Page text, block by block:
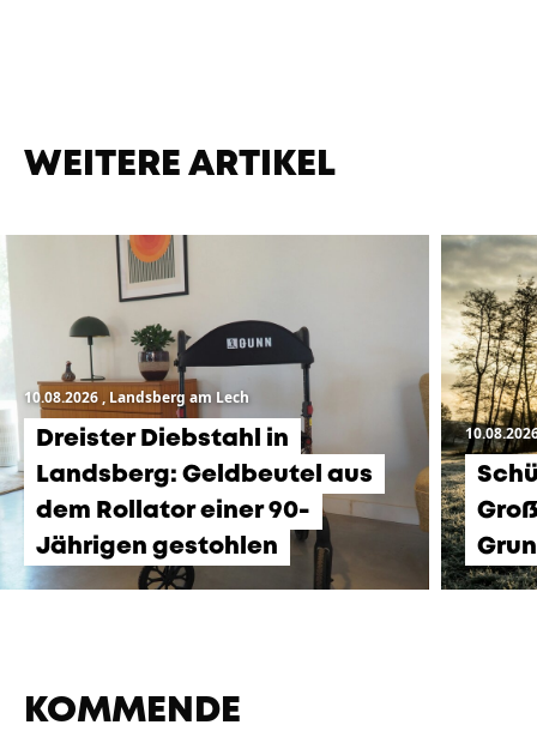
WEITERE ARTIKEL
10.08.2026, Landsberg am Lech
Dreister Diebstahl in
Landsberg: Geldbeutel aus
dem Rollator einer 90-
Jährigen gestohlen
KOMMENDE